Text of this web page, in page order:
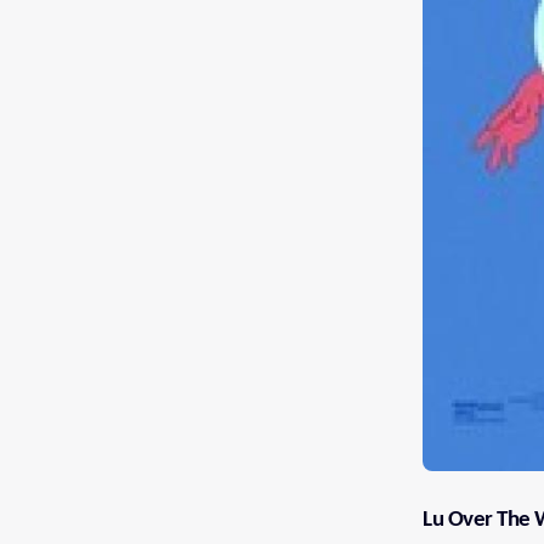
Lu Over The